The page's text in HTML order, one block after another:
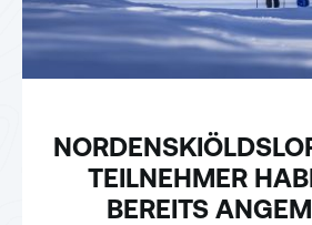
TEILNEHMER
BEREITS